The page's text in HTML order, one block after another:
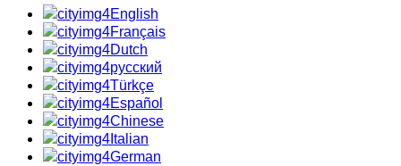
English
Français
Dutch
русский
Türkçe
Español
Chinese
Italian
German